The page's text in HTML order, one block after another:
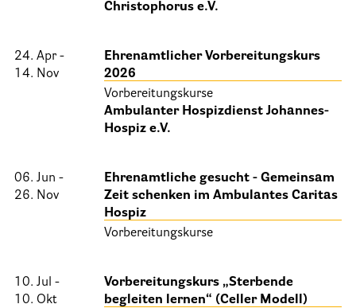
Patientenverfügung – Vorsorgevollmacht –
Veranstaltungen
25 Jahre HPV Berlin – Festakt am 19. Okt. 2024
Berliner Werkstattgespräche zur Hospiz- und Palliativarbeit
Berliner Hospizforen
Aktion: Letzte Wünsche Wand
Christophorus e.V.
24. Apr -
14. Nov
Ehrenamtlicher Vorbereitungskurs
2026
Vorbereitungskurse
Ambulanter Hospizdienst Johannes-
Hospiz e.V.
06. Jun -
26. Nov
Ehrenamtliche gesucht - Gemeinsam
Zeit schenken im Ambulantes Caritas
Hospiz
Vorbereitungskurse
10. Jul -
10. Okt
Vorbereitungskurs „Sterbende
begleiten lernen“ (Celler Modell)